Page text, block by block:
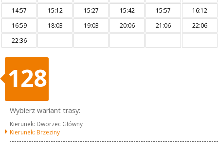
14:57
15:12 15:27 15:42 15:57
16:12
16:59
18:03 19:03 20:06 21:06
22:06
22:36
128
Wybierz wariant trasy:
Kierunek: Dworzec Główny
Kierunek: Brzeziny